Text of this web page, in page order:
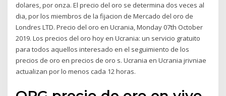
dolares, por onza. El precio del oro se determina dos veces al
dia, por los miembros de la fijacion de Mercado del oro de
Londres LTD. Precio del oro en Ucrania, Monday 07th October
2019. Los precios del oro hoy en Ucrania: un servicio gratuito
para todos aquellos interesado en el seguimiento de los
precios de oro en precios de oro s. Ucrania en Ucrania jrivniae
actualizan por lo menos cada 12 horas.